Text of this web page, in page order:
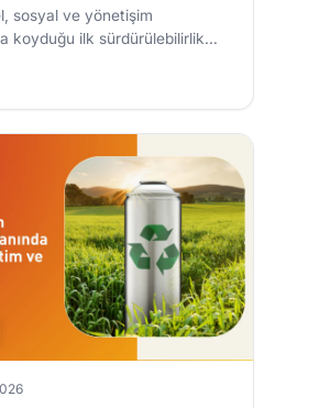
sosyal ve yönetişim
koyduğu ilk sürdürülebilirlik
koydu.